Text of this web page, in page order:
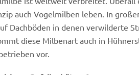
auch Vogelmilben leben. In
Dachböden in denen verwilderte
diese Milbenart auch in
vor.